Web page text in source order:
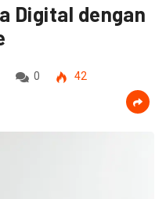
Digital dengan
0
42